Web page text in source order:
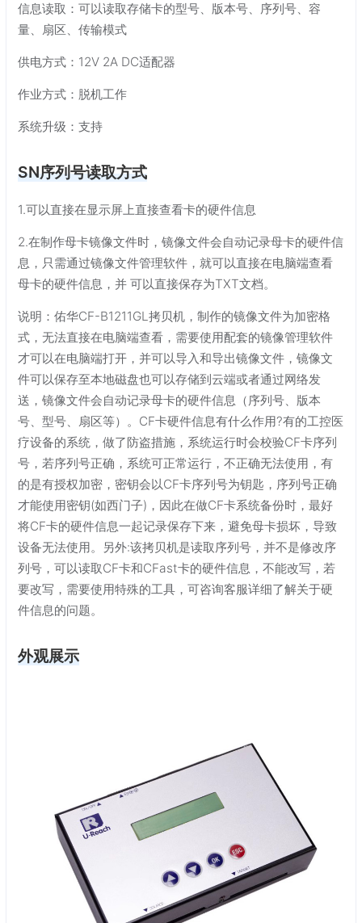
信息读取：可以读取存储卡的型号、版本号、序列号、容
量、扇区、传输模式
供电方式：12V 2A DC适配器
作业方式：脱机工作
系统升级：支持
SN序列号读取方式
1.可以直接在显示屏上直接查看卡的硬件信息
2.在制作母卡镜像文件时，镜像文件会自动记录母卡的硬件信
息，只需通过镜像文件管理软件，就可以直接在电脑端查看
母卡的硬件信息，并 可以直接保存为TXT文档。
说明：佑华CF-B1211GL拷贝机，制作的镜像文件为加密格
式，无法直接在电脑端查看，需要使用配套的镜像管理软件
才可以在电脑端打开，并可以导入和导出镜像文件，镜像文
件可以保存至本地磁盘也可以存储到云端或者通过网络发
送，镜像文件会自动记录母卡的硬件信息（序列号、版本
号、型号、扇区等）。CF卡硬件信息有什么作用?有的工控医
疗设备的系统，做了防盗措施，系统运行时会校验CF卡序列
号，若序列号正确，系统可正常运行，不正确无法使用，有
的是有授权加密，密钥会以CF卡序列号为钥匙，序列号正确
才能使用密钥(如西门子)，因此在做CF卡系统备份时，最好
将CF卡的硬件信息一起记录保存下来，避免母卡损坏，导致
设备无法使用。另外:该拷贝机是读取序列号，并不是修改序
列号，可以读取CF卡和CFast卡的硬件信息，不能改写，若
要改写，需要使用特殊的工具，可咨询客服详细了解关于硬
件信息的问题。
外观展示